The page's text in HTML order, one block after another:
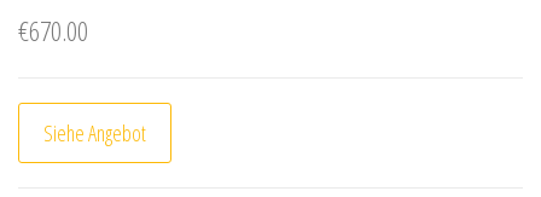
€670.00
Siehe Angebot